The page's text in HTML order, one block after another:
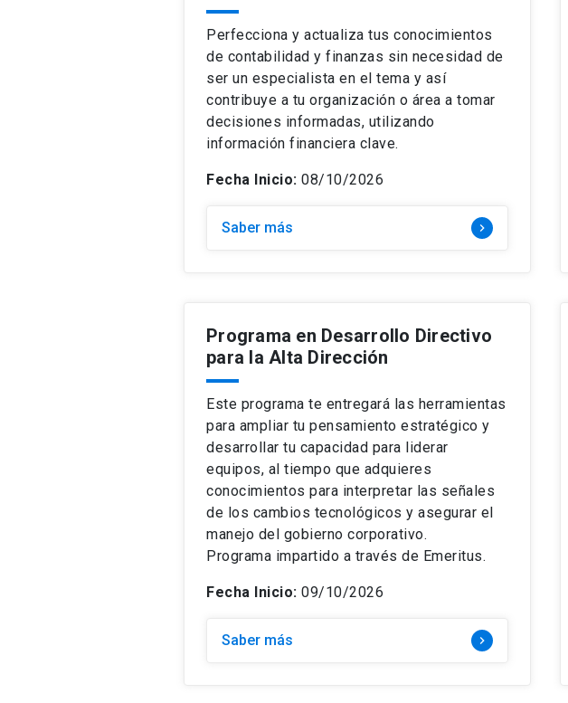
Perfecciona y actualiza tus conocimientos
de contabilidad y finanzas sin necesidad de
ser un especialista en el tema y así
contribuye a tu organización o área a tomar
decisiones informadas, utilizando
información financiera clave.
Fecha Inicio: 08/10/2026
Saber más keyboard_arrow_right
Programa en Desarrollo Directivo
para la Alta Dirección
Este programa te entregará las herramientas
para ampliar tu pensamiento estratégico y
desarrollar tu capacidad para liderar
equipos, al tiempo que adquieres
conocimientos para interpretar las señales
de los cambios tecnológicos y asegurar el
manejo del gobierno corporativo.
Programa impartido a través de Emeritus.
Fecha Inicio: 09/10/2026
Saber más keyboard_arrow_right